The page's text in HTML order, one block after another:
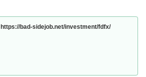
https://bad-sidejob.net/investment/fdfx/